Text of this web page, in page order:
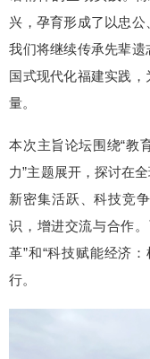
兴，孕育形成了以忠公
我们将继续传承先辈
国式现代化福建实践
量。
本次主旨论坛围绕“教
力”主题展开，探讨在
新密集活跃、科技竞
识，增进交流与合作
革”和“科技赋能经济
行。